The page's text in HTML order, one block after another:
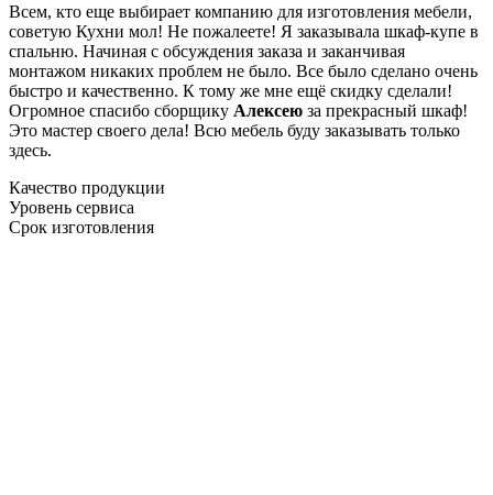
Всем, кто еще выбирает компанию для изготовления мебели,
советую Кухни мол! Не пожалеете! Я заказывала шкаф-купе в
спальню. Начиная с обсуждения заказа и заканчивая
монтажом никаких проблем не было. Все было сделано очень
быстро и качественно. К тому же мне ещё скидку сделали!
Огромное спасибо сборщику Алексею за прекрасный шкаф!
Это мастер своего дела! Всю мебель буду заказывать только
здесь.
Качество продукции
Уровень сервиса
Срок изготовления